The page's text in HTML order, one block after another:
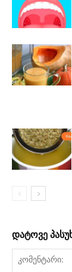
დატოვე